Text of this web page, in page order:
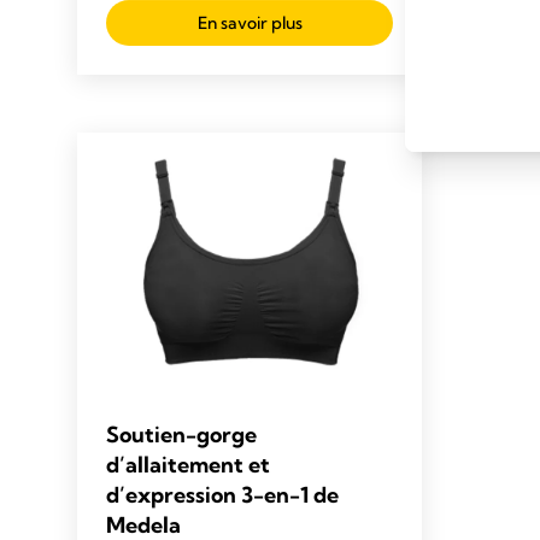
out
of
En savoir plus
Soutien-gorge
d’allaitement et
d’expression 3-en-1 de
Medela